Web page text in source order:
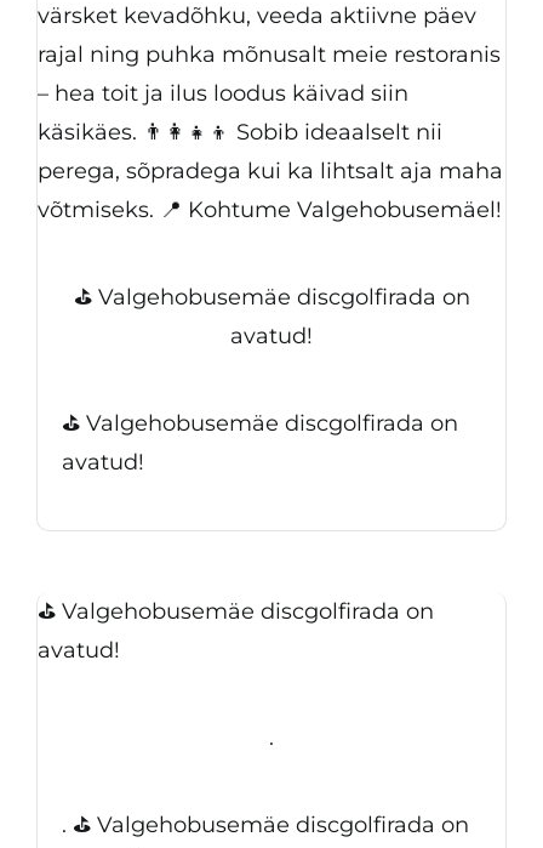
värsket kevadõhku, veeda aktiivne päev
rajal ning puhka mõnusalt meie restoranis
– hea toit ja ilus loodus käivad siin
käsikäes. 👨‍👩‍👧‍👦 Sobib ideaalselt nii
perega, sõpradega kui ka lihtsalt aja maha
võtmiseks. 📍 Kohtume Valgehobusemäel!
⛳ Valgehobusemäe discgolfirada on
avatud!
⛳ Valgehobusemäe discgolfirada on
avatud!
⛳ Valgehobusemäe discgolfirada on
avatud!
.
. ⛳ Valgehobusemäe discgolfirada on